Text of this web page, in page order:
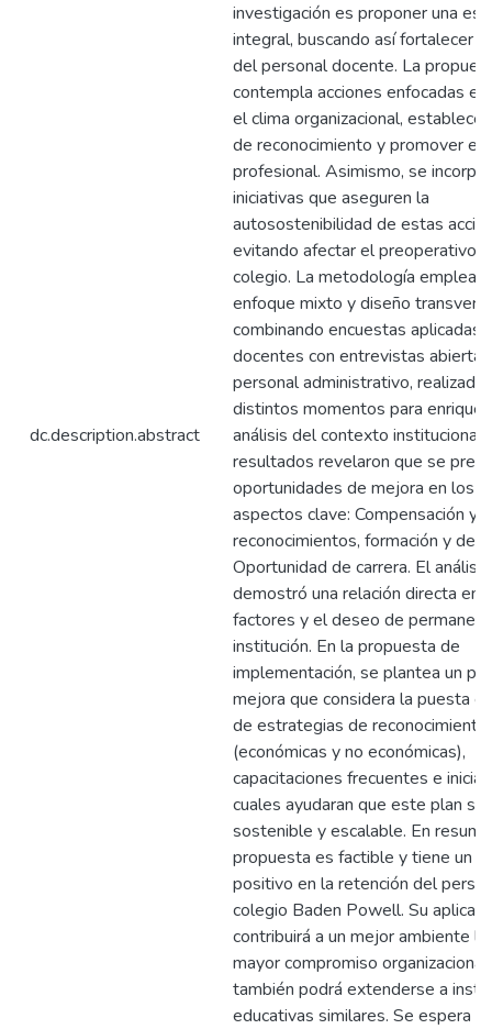
dc.description.abstract
investigación es proponer una
integral, buscando así fortalecer
del personal docente. La
contempla acciones enfocadas
el clima organizacional,
de reconocimiento y promover el
profesional. Asimismo, se
iniciativas que aseguren la
autosostenibilidad de estas
evitando afectar el preoperativo
colegio. La metodología
enfoque mixto y diseño
combinando encuestas aplicadas
docentes con entrevistas
personal administrativo,
distintos momentos para
análisis del contexto institucional.
resultados revelaron que se
oportunidades de mejora en los
aspectos clave: Compensación y
reconocimientos, formación y
Oportunidad de carrera. El análisis
demostró una relación directa
factores y el deseo de
institución. En la propuesta de
implementación, se plantea un
mejora que considera la puesta
de estrategias de reconocimiento
(económicas y no económicas),
capacitaciones frecuentes e
cuales ayudaran que este plan
sostenible y escalable. En
propuesta es factible y tiene un
positivo en la retención del
colegio Baden Powell. Su
contribuirá a un mejor ambiente
mayor compromiso
también podrá extenderse a
educativas similares. Se espera